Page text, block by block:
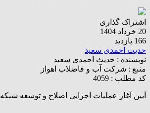
اشتراک گذاری
20 خرداد 1404
166 بازدید
حدیث احمدی سعید
نویسنده : حدیث احمدی سعید
منبع : شرکت آب و فاضلاب اهواز
کد مطلب : 4059
آیین آغاز عملیات اجرایی اصلاح و توسعه